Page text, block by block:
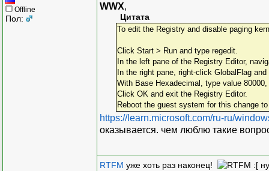
Offline
Пол:
WWX,
Цитата
To edit the Registry and disable paging
Click Start > Run and type regedit.
In the left pane of the Registry Editor,
In the right pane, right‐click GlobalFlag
With Base Hexadecimal, type value
Click OK and exit the Registry Editor.
Reboot the guest system for this change
https://learn.microsoft.com/ru-ru/
оказывается. чем люблю такие
RTFM уже хоть раз наконец! :[